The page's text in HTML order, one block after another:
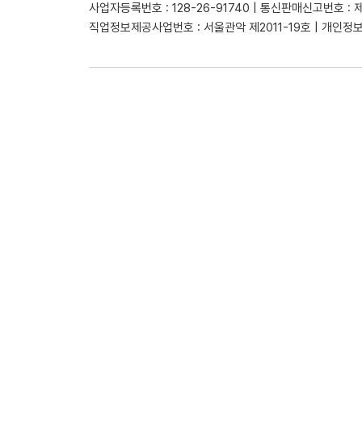
사업자등록번호 : 128-26-91740 | 통신판매신고번호 :
직업정보제공사업번호 : 서울관악 제2011-19호 | 개인정